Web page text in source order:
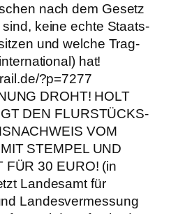
nach dem Gesetz
sind, keine echte Staats­
und wel­che Trag­
hat!
?p=7277
DROHT! HOLT
DEN FLURSTÜCKS-
VOM
STEMPEL UND
FÜR 30 EURO! (in
Landesamt für
Landesvermessung